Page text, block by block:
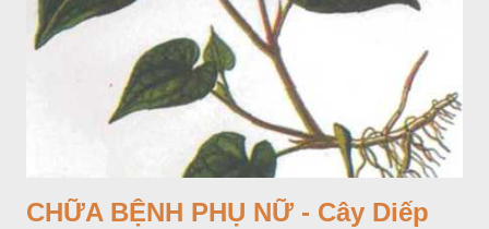
CHỮA BỆNH PHỤ NỮ - Cây Diếp